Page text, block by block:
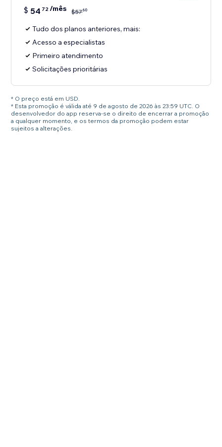
$ 54 72/mês $5760
Tudo dos planos anteriores, mais:
Acesso a especialistas
Primeiro atendimento
Solicitações prioritárias
* O preço está em USD.
* Esta promoção é válida até 9 de agosto de 2026 às 23:59 UTC. O
desenvolvedor do app reserva-se o direito de encerrar a promoção
a qualquer momento, e os termos da promoção podem estar
sujeitos a alterações.